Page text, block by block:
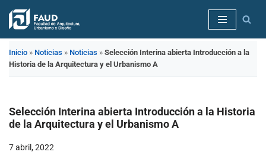
Saltar
contenido
Inicio » Noticias » Noticias » Selección Interina abierta Introducción a la
Historia de la Arquitectura y el Urbanismo A
Selección Interina abierta Introducción a la Historia
de la Arquitectura y el Urbanismo A
7 abril, 2022